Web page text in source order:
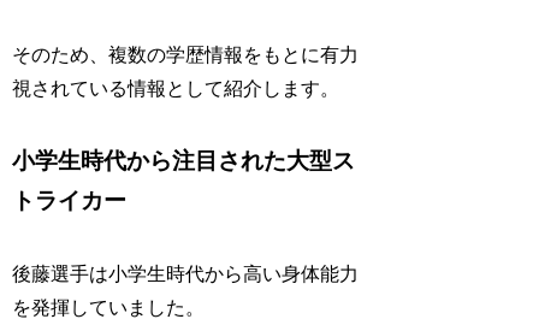
そのため、複数の学歴情報をもとに有力
視されている情報として紹介します。
小学生時代から注目された大型ス
トライカー
後藤選手は小学生時代から高い身体能力
を発揮していました。